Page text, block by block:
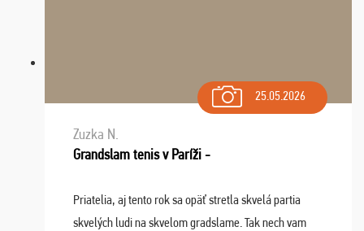
25.05.2026
Zuzka N.
Grandslam tenis v Paríži -
Priatelia, aj tento rok sa opäť stretla skvelá partia
skvelých ludi na skvelom gradslame. Tak nech vam